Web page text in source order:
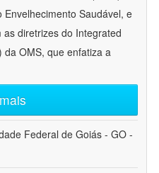
Saudável, e
diretrizes do Integrated
da OMS, que enfatiza a
Federal de Goiás - GO -